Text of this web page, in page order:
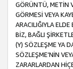
GÖRÜNTÜ, METİN
GÖRMESİ VEYA
ARACILIĞIYLA
BİZ, BAĞLI
(Y) SÖZLEŞME YA
SÖZLEŞME’NİN
ZARARLARDAN